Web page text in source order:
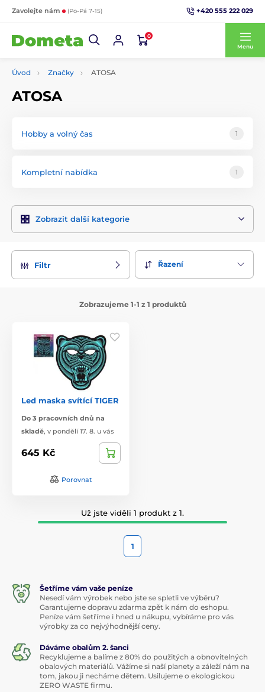
Zavolejte nám (Po-Pá 7-15) +420 555 222 029
0
Menu
Úvod Značky ATOSA
ATOSA
Hobby a volný čas 1
Kompletní nabídka 1
Zobrazit další kategorie
Filtr Řazení
Zobrazujeme 1-1 z 1 produktů
Led maska svítící TIGER
Do 3 pracovních dnů na
skladě, v pondělí 17. 8. u vás
645 Kč
Porovnat
Už jste viděli 1 produkt z 1.
1
Šetříme vám vaše peníze
Nesedí vám výrobek nebo jste se spletli ve výběru?
Garantujeme dopravu zdarma zpět k nám do eshopu.
Peníze vám šetříme i hned u nákupu, vybíráme pro vás
výrobky za co nejvýhodnější ceny.
Dáváme obalům 2. šanci
Recyklujeme a balíme z 80% do použitých a obnovitelných
obalových materiálů. Vážíme si naší planety a záleží nám na
tom, jakou ji necháme dětem. Usilujeme o ekologickou
ZERO WASTE firmu.